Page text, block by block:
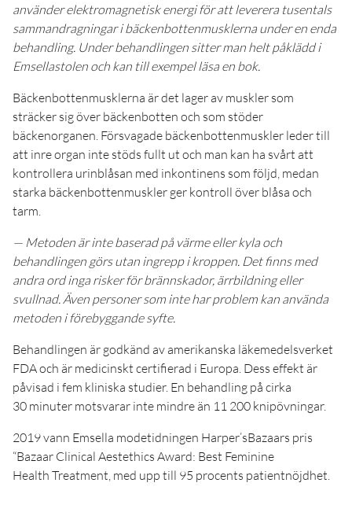
använder elektromagnetisk energi för att leverera tusentals
sammandragningar i bäckenbottenmusklerna under en enda
behandling. Under behandlingen sitter man helt påklädd i
Emsellastolen och kan till exempel läsa en bok.
Bäckenbottenmusklerna är det lager av muskler som
sträcker sig över bäckenbotten och som stöder
bäckenorganen. Försvagade bäckenbottenmuskler leder till
att inre organ inte stöds fullt ut och man kan ha svårt att
kontrollera urinblåsan med inkontinens som följd, medan
starka bäckenbottenmuskler ger kontroll över blåsa och
tarm.
— Metoden är inte baserad på värme eller kyla och
behandlingen görs utan ingrepp i kroppen. Det finns med
andra ord inga risker för brännskador, ärrbildning eller
svullnad. Även personer som inte har problem kan använda
metoden i förebyggande syfte.
Behandlingen är godkänd av amerikanska läkemedelsverket
FDA och är medicinskt certifierad i Europa. Dess effekt är
påvisad i fem kliniska studier. En behandling på cirka
30 minuter motsvarar inte mindre än 11 200 knipövningar.
2019 vann Emsella modetidningen Harper’sBazaars pris
“Bazaar Clinical Aestethics Award: Best Feminine
Health Treatment, med upp till 95 procents patientnöjdhet.